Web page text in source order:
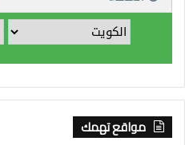
مواقع تهمك